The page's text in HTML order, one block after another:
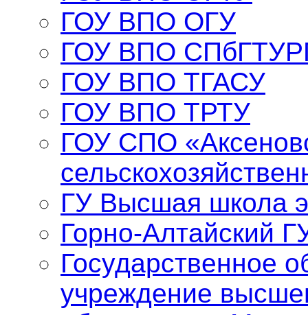
ГОУ ВПО ОГУ
ГОУ ВПО
ГОУ ВПО ТГАСУ
ГОУ ВПО ТРТУ
ГОУ СПО
ГУ Высшая школа
Горно-Алтайский
Государственное
учреждение